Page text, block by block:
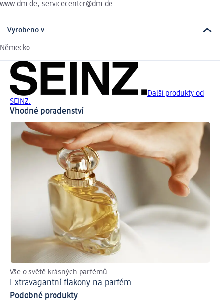
www.dm.de, servicecenter@dm.de
Vyrobeno v
Německo
Další produkty od
SEINZ.
Vhodné poradenství
Vše o světě krásných parfémů
Extravagantní flakony na parfém
Podobné produkty